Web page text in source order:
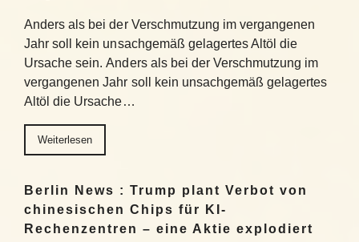
Anders als bei der Verschmutzung im vergangenen
Jahr soll kein unsachgemäß gelagertes Altöl die
Ursache sein. Anders als bei der Verschmutzung im
vergangenen Jahr soll kein unsachgemäß gelagertes
Altöl die Ursache…
Weiterlesen
Berlin News : Trump plant Verbot von
chinesischen Chips für KI-
Rechenzentren – eine Aktie explodiert